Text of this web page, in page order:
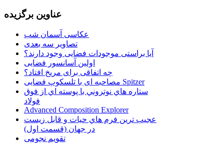
عناوین برگزیده
عکاسی آسمان شب
تصاویر سه بعدی
آیا براستی موجودات فضایی وجود دارند؟
اولین آسانسور فضایی
چه اتفاقی برای مریخ افتاد؟
مصاحبه ای با تلسکوپ فضایی Spitzer
ستاره هاي نوتروني با پوسته اي از فوق
فولاد
Advanced Composition Explorer
عجیب ترین فرم هاي حيات و قابل زيست
در جهان (قسمت اول)
تقویم نجومی